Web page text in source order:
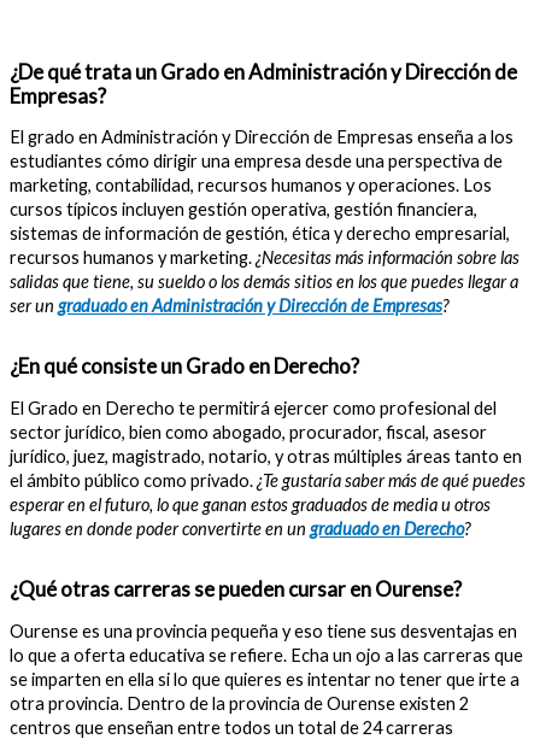
¿De qué trata un Grado en Administración y Dirección de
Empresas?
El grado en Administración y Dirección de Empresas enseña a los
estudiantes cómo dirigir una empresa desde una perspectiva de
marketing, contabilidad, recursos humanos y operaciones. Los
cursos típicos incluyen gestión operativa, gestión financiera,
sistemas de información de gestión, ética y derecho empresarial,
recursos humanos y marketing.¿Necesitas más información sobre las
salidas que tiene, su sueldo o los demás sitios en los que puedes llegar a
ser un graduado en Administración y Dirección de Empresas?
¿En qué consiste un Grado en Derecho?
El Grado en Derecho te permitirá ejercer como profesional del
sector jurídico, bien como abogado, procurador, fiscal, asesor
jurídico, juez, magistrado, notario, y otras múltiples áreas tanto en
el ámbito público como privado.¿Te gustaría saber más de qué puedes
esperar en el futuro, lo que ganan estos graduados de media u otros
lugares en donde poder convertirte en un graduado en Derecho?
¿Qué otras carreras se pueden cursar en Ourense?
Ourense es una provincia pequeña y eso tiene sus desventajas en
lo que a oferta educativa se refiere. Echa un ojo a las carreras que
se imparten en ella si lo que quieres es intentar no tener que irte a
otra provincia. Dentro de la provincia de Ourense existen 2
centros que enseñan entre todos un total de 24 carreras